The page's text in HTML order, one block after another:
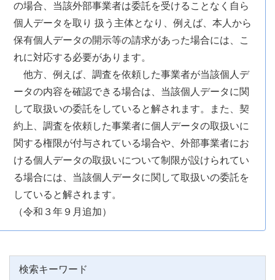
の場合、当該外部事業者は委託を受けることなく自ら
個人データを取り 扱う主体となり、例えば、本人から
保有個人データの開示等の請求があった場合には、こ
れに対応する必要があります。
他方、例えば、調査を依頼した事業者が当該個人デ
ータの内容を確認できる場合は、当該個人データに関
して取扱いの委託をしていると解されます。また、契
約上、調査を依頼した事業者に個人データの取扱いに
関する権限が付与されている場合や、外部事業者にお
ける個人データの取扱いについて制限が設けられてい
る場合には、当該個人データに関して取扱いの委託を
していると解されます。
（令和３年９月追加）
検索キーワード